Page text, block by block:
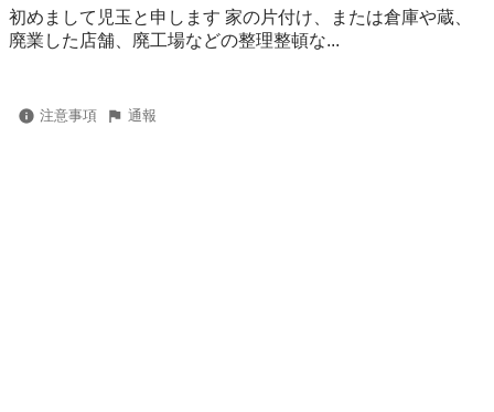
初めまして児玉と申します 家の片付け、または倉庫や蔵、
廃業した店舗、廃工場などの整理整頓な...
注意事項 通報